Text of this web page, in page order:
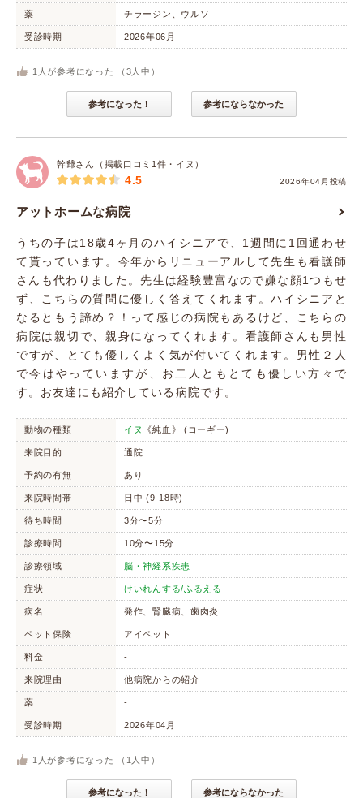
薬 チラージン、ウルソ
受診時期 2026年06月
1 人が参考になった （ 3 人中）
参考になった！ 参考にならなかった
幹爺さん（掲載口コミ1件・イヌ）
2026年04月投稿
4.5
アットホームな病院
うちの子は18歳4ヶ月のハイシニアで、1週間に1回通わせ
て貰っています。今年からリニューアルして先生も看護師
さんも代わりました。先生は経験豊富なので嫌な顔1つもせ
ず、こちらの質問に優しく答えてくれます。ハイシニアと
なるともう諦め？！って感じの病院もあるけど、こちらの
病院は親切で、親身になってくれます。看護師さんも男性
ですが、とても優しくよく気が付いてくれます。男性２人
で今はやっていますが、お二人ともとても優しい方々で
す。お友達にも紹介している病院です。
動物の種類 イヌ 《純血》 (コーギー)
来院目的 通院
予約の有無 あり
来院時間帯 日中 (9-18時)
待ち時間 3分〜5分
診療時間 10分〜15分
診療領域 脳・神経系疾患
症状 けいれんする/ふるえる
病名 発作、腎臓病、歯肉炎
ペット保険 アイペット
料金 -
来院理由 他病院からの紹介
薬 -
受診時期 2026年04月
1 人が参考になった （ 1 人中）
参考になった！ 参考にならなかった